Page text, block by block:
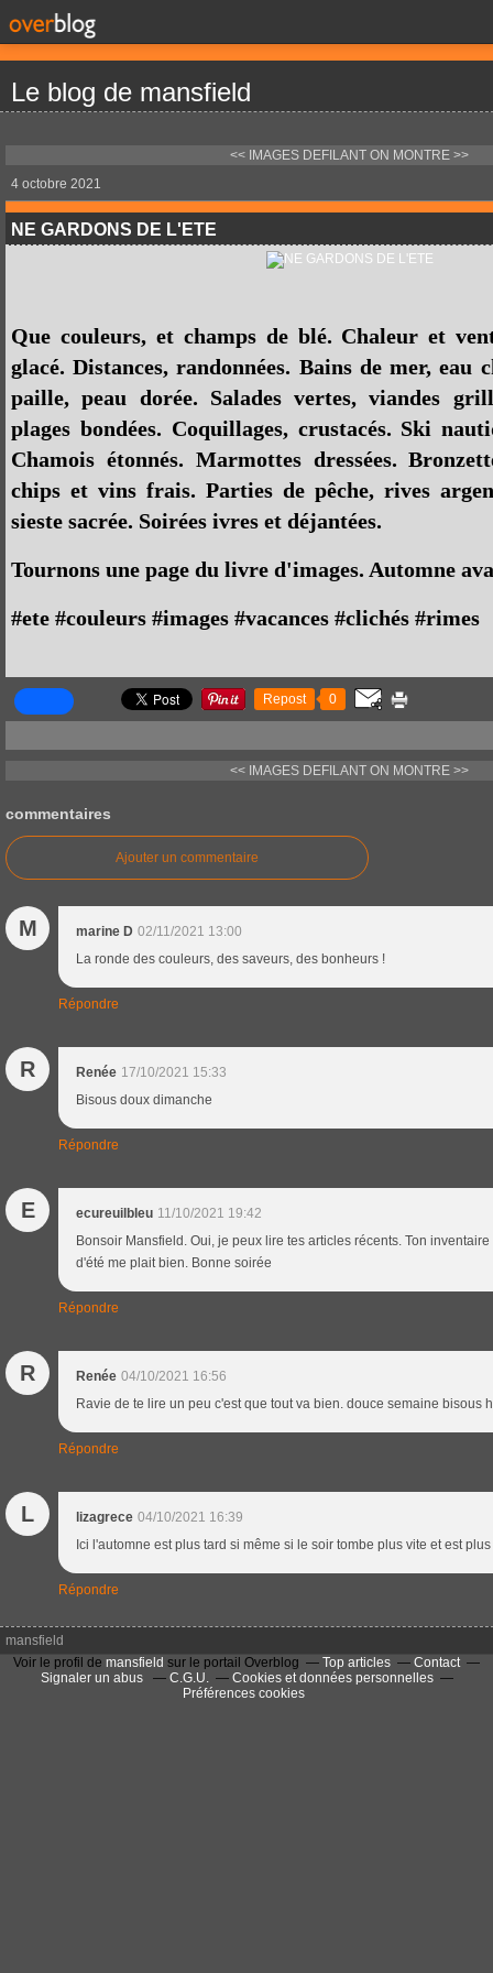
Le blog de mansfield
<< IMAGES DEFILANT ON MONTRE >>
4 octobre 2021
NE GARDONS DE L'ETE
Que couleurs, et champs de blé. Chaleur et
glacé. Distances, randonnées. Bains de mer, eau
paille, peau dorée. Salades vertes, viandes
plages bondées. Coquillages, crustacés. Ski
Chamois étonnés. Marmottes dressées.
chips et vins frais. Parties de pêche, rives
sieste sacrée. Soirées ivres et déjantées.
Tournons une page du livre d'images. Automne
#ete #couleurs #images #vacances #clichés #rimes
Repost 0
<< IMAGES DEFILANT ON MONTRE >>
commentaires
Ajouter un commentaire
M marine D 02/11/2021 13:00
La ronde des couleurs, des saveurs, des bonheurs !
Répondre
R Renée 17/10/2021 15:33
Bisous doux dimanche
Répondre
E ecureuilbleu 11/10/2021 19:42
Bonsoir Mansfield. Oui, je peux lire tes articles récents. Ton
d'été me plait bien. Bonne soirée
Répondre
R Renée 04/10/2021 16:56
Ravie de te lire un peu c'est que tout va bien. douce semaine bisous
Répondre
L lizagrece 04/10/2021 16:39
Ici l'automne est plus tard si même si le soir tombe plus vite et est
Répondre
mansfield
Voir le profil de mansfield sur le portail Overblog Top articles
Contact
Signaler un abus
C.G.U.
Cookies et données personnelles
Préférences cookies